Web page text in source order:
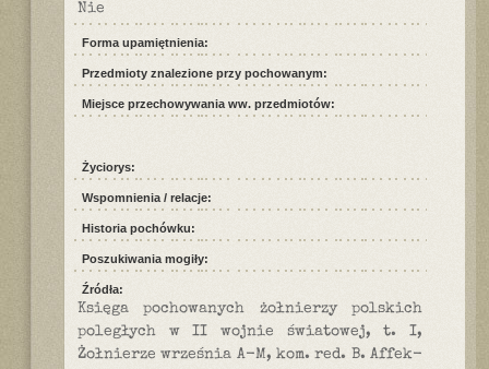
Nie
Forma upamiętnienia:
Przedmioty znalezione przy pochowanym:
Miejsce przechowywania ww. przedmiotów:
Życiorys:
Wspomnienia / relacje:
Historia pochówku:
Poszukiwania mogiły:
Źródła:
Księga pochowanych żołnierzy polskich
poległych w II wojnie światowej, t. I,
Żołnierze września A-M, kom. red. B. Affek-